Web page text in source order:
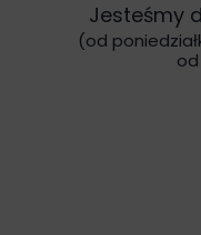
Jesteśmy
(od